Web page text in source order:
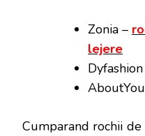
Zonia –
lejere
Cumparand rochii de